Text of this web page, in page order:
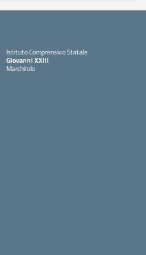
Istituto Comprensivo Statale
Giovanni XXIII
Marchirolo